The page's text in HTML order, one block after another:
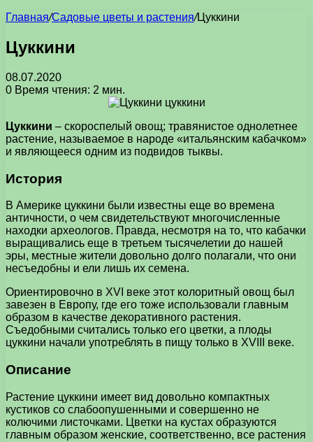
Главная/Садовые цветы и растения/Цуккини
Цуккини
08.07.2020
0 Время чтения: 2 мин.
Цуккини – скороспелый овощ; травянистое однолетнее
растение, называемое в народе «итальянским кабачком»
и являющееся одним из подвидов тыквы.
История
В Америке цуккини были известны еще во времена
античности, о чем свидетельствуют многочисленные
находки археологов. Правда, несмотря на то, что кабачки
выращивались еще в третьем тысячелетии до нашей
эры, местные жители довольно долго полагали, что они
несъедобны и ели лишь их семена.
Ориентировочно в XVI веке этот колоритный овощ был
завезен в Европу, где его тоже использовали главным
образом в качестве декоративного растения.
Съедобными считались только его цветки, а плоды
цуккини начали употреблять в пищу только в XVIII веке.
Описание
Растение цуккини имеет вид довольно компактных
кустиков со слабоопушенными и совершенно не
колючими листочками. Цветки на кустах образуются
главным образом женские, соответственно, все растения